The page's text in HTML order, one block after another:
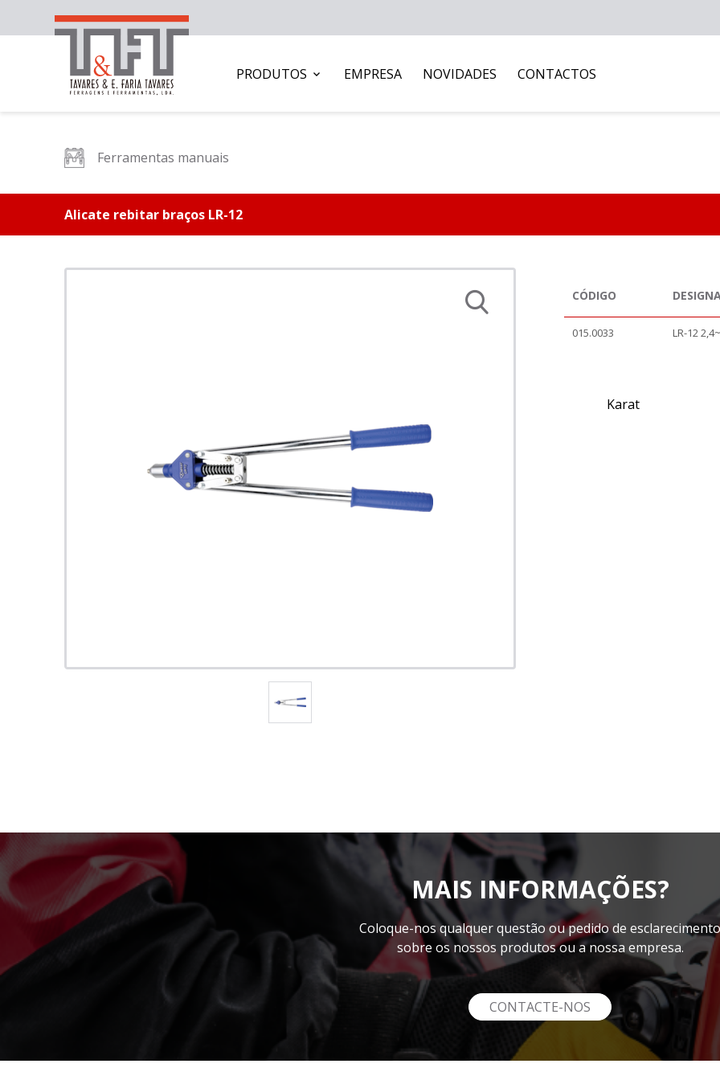
PRODUTOS EMPRESA NOVIDADES CONTACTOS
Ferramentas manuais
Alicate rebitar braços LR-12
CÓDIGO
015.0033 LR-12
Karat
MAIS INFORMAÇÕES?
Coloque-nos qualquer questão ou pedido de esclarecimento
sobre os nossos produtos ou a nossa empresa.
CONTACTE-NOS